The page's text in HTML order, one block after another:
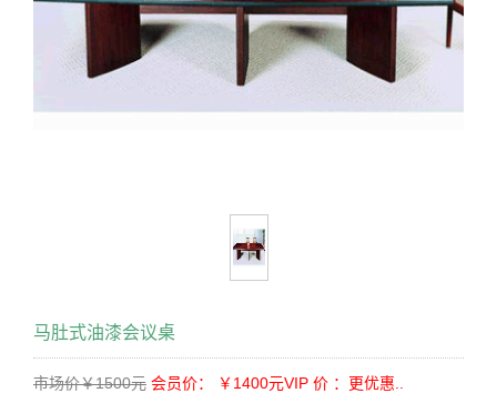
马肚式油漆会议桌
市场价￥1500元 会员价： ￥1400元VIP 价 ：更优惠..